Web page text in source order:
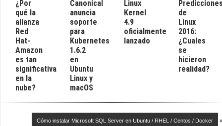
¿Por
qué la
alianza
Red
Hat-
Amazon
es tan
significativa
en la
nube?
Canonical
anuncia
soporte
para
Kubernetes
1.6.2
en
Ubuntu
Linux y
macOS
Linux
Kernel
4.9
oficialmente
lanzado
de
Linux
2016:
¿Cuales
se
hicieron
realidad?
Cómo instalar Microsoft SQL Server en Ubuntu / RHEL / Centos / Docker »